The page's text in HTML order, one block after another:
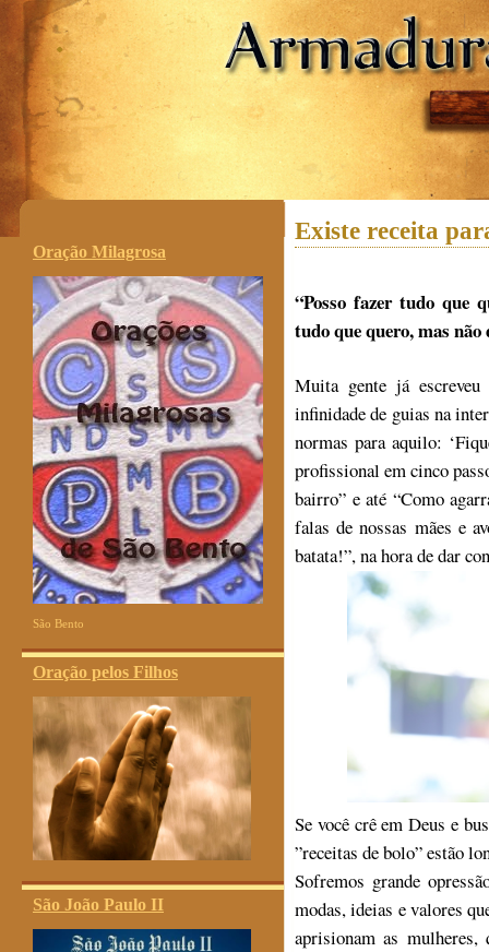
.
Oração Milagrosa
São Bento
Oração pelos Filhos
São João Paulo II
Existe receita
“Posso fazer tudo que
tudo que quero, mas
Muita gente já
infinidade de guias na
normas para aquilo:
profissional em cinco
bairro” e até “Como
falas de nossas mães e
batata!”, na hora de dar
Se você crê em Deus e
”receitas de bolo” estão
Sofremos grande
modas, ideias e valores
aprisionam as mulheres,